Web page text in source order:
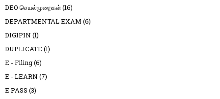
DEO செயல்முறைகள்(16)
DEPARTMENTAL EXAM (6)
DIGIPIN (1)
DUPLICATE (1)
E - Filing(6)
E - LEARN (7)
E PASS (3)